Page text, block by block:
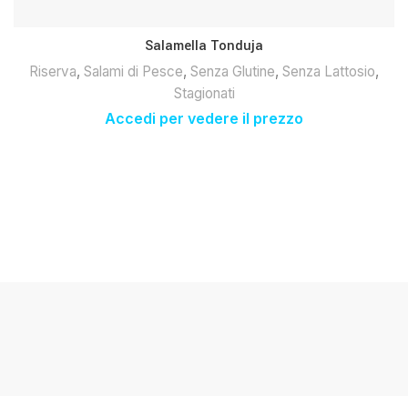
Salamella Tonduja
Riserva, Salami di Pesce, Senza Glutine, Senza Lattosio,
Stagionati
Accedi per vedere il prezzo